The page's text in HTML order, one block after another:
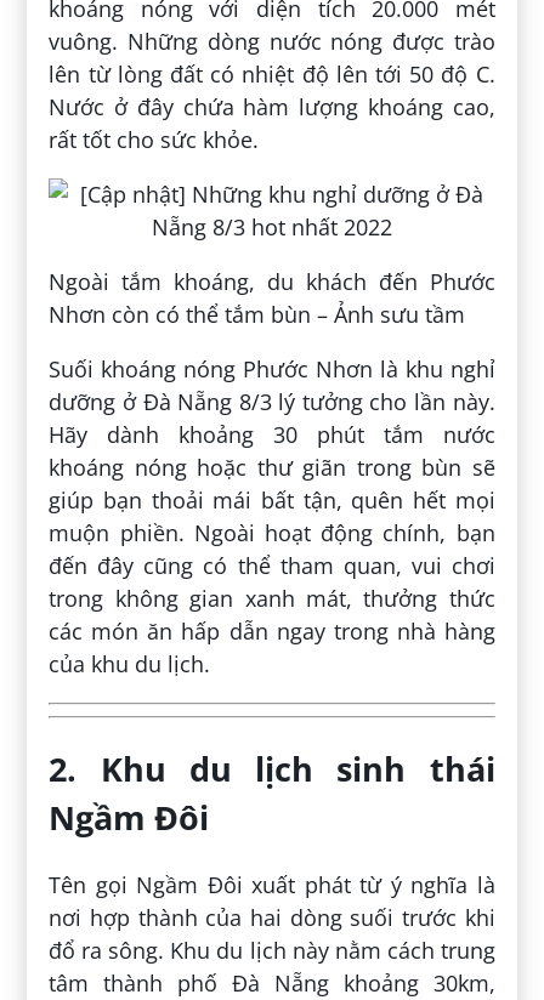
khoáng nóng với diện tích 20.000 mét
vuông. Những dòng nước nóng được trào
lên từ lòng đất có nhiệt độ lên tới 50 độ C.
Nước ở đây chứa hàm lượng khoáng cao,
rất tốt cho sức khỏe.
Ngoài tắm khoáng, du khách đến Phước
Nhơn còn có thể tắm bùn – Ảnh sưu tầm
Suối khoáng nóng Phước Nhơn là khu nghỉ
dưỡng ở Đà Nẵng 8/3 lý tưởng cho lần này.
Hãy dành khoảng 30 phút tắm nước
khoáng nóng hoặc thư giãn trong bùn sẽ
giúp bạn thoải mái bất tận, quên hết mọi
muộn phiền. Ngoài hoạt động chính, bạn
đến đây cũng có thể tham quan, vui chơi
trong không gian xanh mát, thưởng thức
các món ăn hấp dẫn ngay trong nhà hàng
của khu du lịch.
2. Khu du lịch sinh thái
Ngầm Đôi
Tên gọi Ngầm Đôi xuất phát từ ý nghĩa là
nơi hợp thành của hai dòng suối trước khi
đổ ra sông. Khu du lịch này nằm cách trung
tâm thành phố Đà Nẵng khoảng 30km,